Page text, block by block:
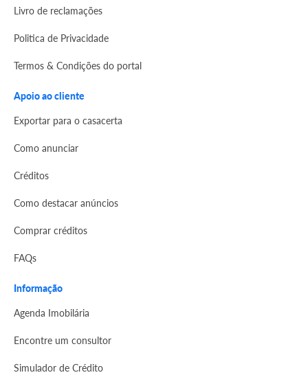
Livro de reclamações
Politica de Privacidade
Termos & Condições do portal
Apoio ao cliente
Exportar para o casacerta
Como anunciar
Créditos
Como destacar anúncios
Comprar créditos
FAQs
Informação
Agenda Imobilária
Encontre um consultor
Simulador de Crédito